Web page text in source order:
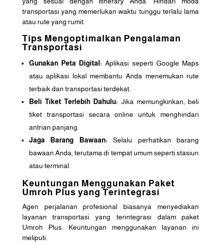
transportasi yang memerlukan waktu tunggu terlalu lama
atau rute yang rumit.
Tips Mengoptimalkan Pengalaman
Transportasi
Gunakan Peta Digital: Aplikasi seperti Google Maps
atau aplikasi lokal membantu Anda menemukan rute
terbaik dan transportasi terdekat.
Beli Tiket Terlebih Dahulu: Jika memungkinkan, beli
tiket transportasi secara online untuk menghindari
antrian panjang.
Jaga Barang Bawaan: Selalu perhatikan barang
bawaan Anda, terutama di tempat umum seperti stasiun
atau terminal.
Keuntungan Menggunakan Paket
Umroh Plus yang Terintegrasi
Agen perjalanan profesional biasanya menyediakan
layanan transportasi yang terintegrasi dalam paket
Umroh Plus. Keuntungan menggunakan layanan ini
meliputi: